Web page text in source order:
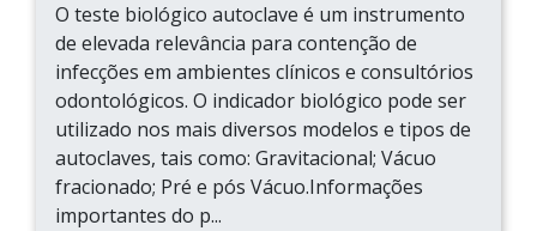
O teste biológico autoclave é um instrumento
de elevada relevância para contenção de
infecções em ambientes clínicos e consultórios
odontológicos. O indicador biológico pode ser
utilizado nos mais diversos modelos e tipos de
autoclaves, tais como: Gravitacional; Vácuo
fracionado; Pré e pós Vácuo.Informações
importantes do p...